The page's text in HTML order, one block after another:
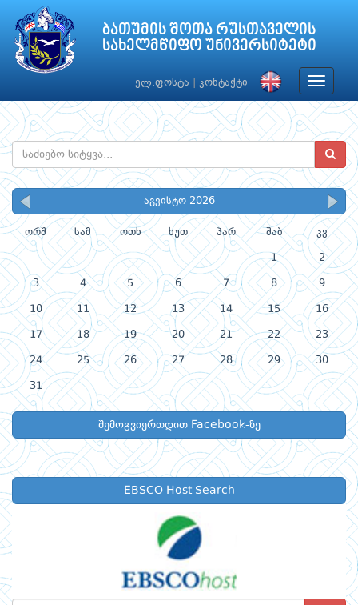
ბათუმის შოთა რუსთაველის
სახელმწიფო უნივერსიტეტი
ელ.ფოსტა კონტაქტი
Toggle
აგვისტო 2026
ორშ სამ ოთხ ხუთ პარ შაბ კვ
1 2
3 4 5 6 7 8 9
10 11 12 13 14 15 16
17 18 19 20 21 22 23
24 25 26 27 28 29 30
31
შემოგვიერთდით Facebook-ზე
EBSCO Host Search